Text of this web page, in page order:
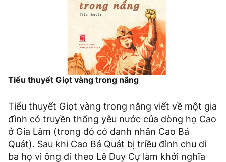
Tiểu thuyết Giọt vàng trong nắng
Tiểu thuyết Giọt vàng trong nắng viết về một gia
đình có truyền thống yêu nước của dòng họ Cao
ở Gia Lâm (trong đó có danh nhân Cao Bá
Quát). Sau khi Cao Bá Quát bị triều đình chu di
ba họ vì ông đi theo Lê Duy Cự làm khởi nghĩa